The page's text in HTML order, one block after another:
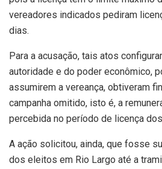
vereadores indicados pediram
dias.
Para a acusação, tais atos
autoridade e do poder econômico,
assumirem a vereança, obtiveram
campanha omitido, isto é, a
percebida no período de licença
A ação solicitou, ainda, que fosse
dos eleitos em Rio Largo até a